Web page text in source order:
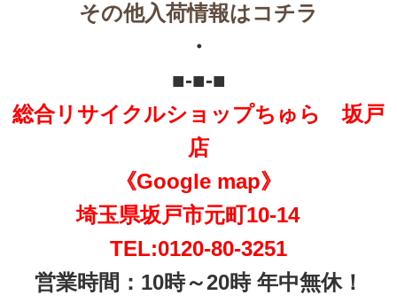
その他入荷情報はコチラ
・
■-■-■
総合リサイクルショップちゅら 坂戸
店
《Google map》
埼玉県坂戸市元町10-14
TEL:0120-80-3251
営業時間：10時～20時 年中無休！